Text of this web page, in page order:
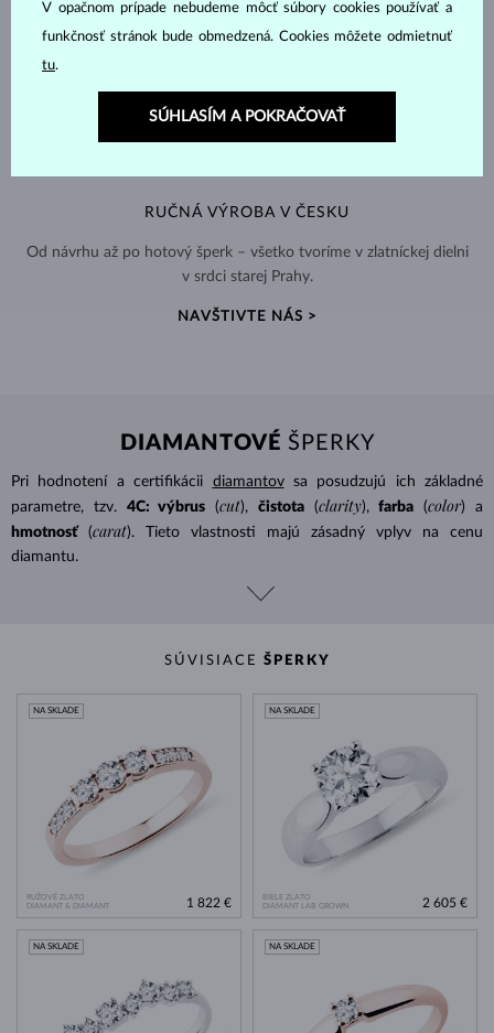
RUČNÁ VÝROBA V ČESKU
Od návrhu až po hotový šperk – všetko tvoríme v zlatníckej dielni
v srdci starej Prahy.
NAVŠTIVTE NÁS >
DIAMANTOVÉ ŠPERKY
Pri hodnotení a certifikácii diamantovsa posudzujú ich základné
parametre, tzv.
4C: výbrus (cut), čistota (clarity), farba (color) a
hmotnosť
(carat). Tieto vlastnosti majú zásadný vplyv na cenu
diamantu.
SÚVISIACE ŠPERKY
RUŽOVÉ ZLATO
DIAMANT & DIAMANT
NA SKLADE
1 822 €
BIELE ZLATO
DIAMANT LAB GROWN
NA SKLADE
2 605 €
NA SKLADE NA SKLADE
V opačnom prípade nebudeme môcť súbory cookies používať a
funkčnosť stránok bude obmedzená. Cookies môžete odmietnuť
tu.
SÚHLASÍM A POKRAČOVAŤ